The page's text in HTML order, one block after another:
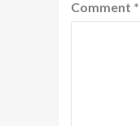
Comment *